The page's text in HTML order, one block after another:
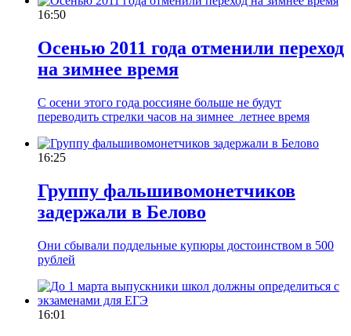
16:50
Осенью 2011 года отменили переход
на зимнее время
С осени этого года россияне больше не будут
переводить стрелки часов на зимнее летнее время
16:25
Группу фальшивомонетчиков
задержали в Белово
Они сбывали поддельные купюры достоинством в 500
рублей
16:01